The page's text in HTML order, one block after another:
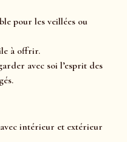
pour les veillées ou
à offrir.
avec soi l’esprit des
intérieur et extérieur